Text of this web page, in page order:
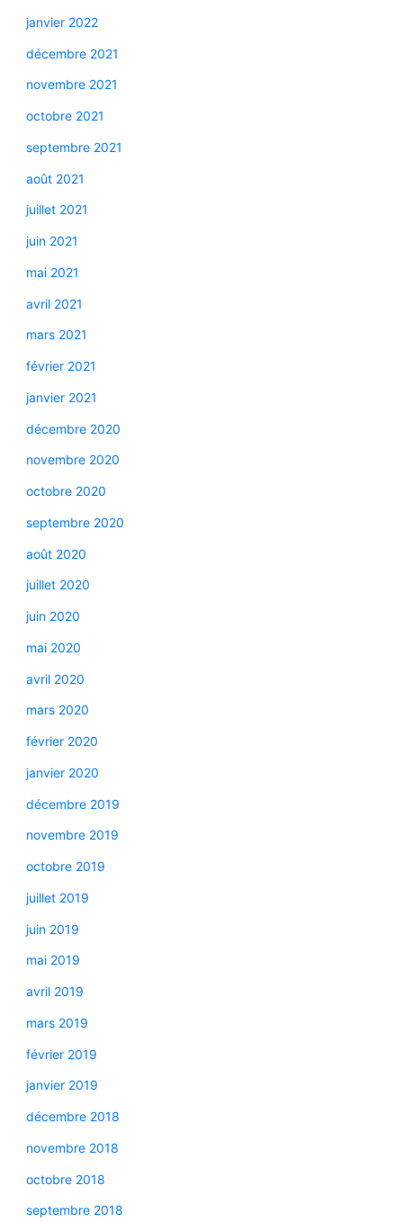
janvier 2022
décembre 2021
novembre 2021
octobre 2021
septembre 2021
août 2021
juillet 2021
juin 2021
mai 2021
avril 2021
mars 2021
février 2021
janvier 2021
décembre 2020
novembre 2020
octobre 2020
septembre 2020
août 2020
juillet 2020
juin 2020
mai 2020
avril 2020
mars 2020
février 2020
janvier 2020
décembre 2019
novembre 2019
octobre 2019
juillet 2019
juin 2019
mai 2019
avril 2019
mars 2019
février 2019
janvier 2019
décembre 2018
novembre 2018
octobre 2018
septembre 2018